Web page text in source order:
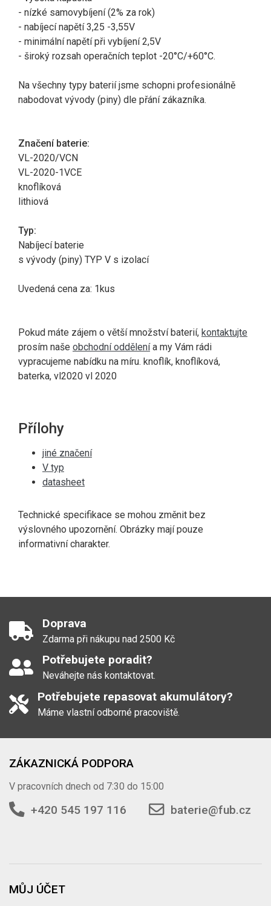
- nízké samovybíjení (2% za rok)
- nabíjecí napětí 3,25 -3,55V
- minimální napětí při vybíjení 2,5V
- široký rozsah operačních teplot -20°C/+60°C.
Na všechny typy baterií jsme schopni profesionálně
nabodovat vývody (piny) dle přání zákazníka.
Značení baterie:
VL-2020/VCN
VL-2020-1VCE
knoflíková
lithiová
Typ:
Nabíjecí baterie
s vývody (piny) TYP V s izolací
Uvedená cena za: 1kus
Pokud máte zájem o větší množství baterií, kontaktujte
prosím naše obchodní oddělenía my Vám rádi
vypracujeme nabídku na míru. knoflík, knoflíková,
baterka, vl2020 vl 2020
Přílohy
jiné značení
V typ
datasheet
Technické specifikace se mohou změnit bez
výslovného upozornění. Obrázky mají pouze
informativní charakter.
Doprava
Zdarma při nákupu nad 2500 Kč
Potřebujete poradit?
Neváhejte nás kontaktovat.
Potřebujete repasovat akumulátory?
Máme vlastní odborné pracoviště.
ZÁKAZNICKÁ PODPORA
V pracovních dnech od 7:30 do 15:00
+420 545 197 116 baterie@fub.cz
MŮJ ÚČET